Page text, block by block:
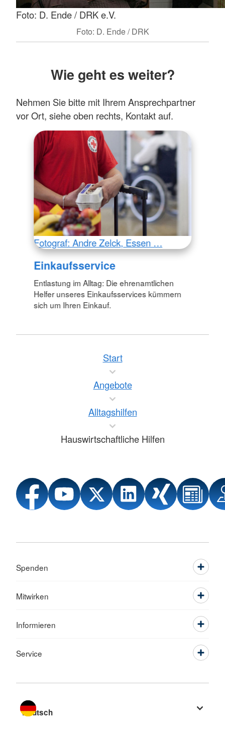
Foto: D. Ende / DRK e.V.
Foto: D. Ende / DRK
Wie geht es weiter?
Nehmen Sie bitte mit Ihrem Ansprechpartner
vor Ort, siehe oben rechts, Kontakt auf.
Fotograf: Andre Zelck, Essen …
Einkaufsservice
Entlastung im Alltag: Die ehrenamtlichen
Helfer unseres Einkaufsservices kümmern
sich um Ihren Einkauf.
Start
Angebote
Alltagshilfen
Hauswirtschaftliche Hilfen
Spenden
Mitwirken
Informieren
Service
Sprache wechseln zu